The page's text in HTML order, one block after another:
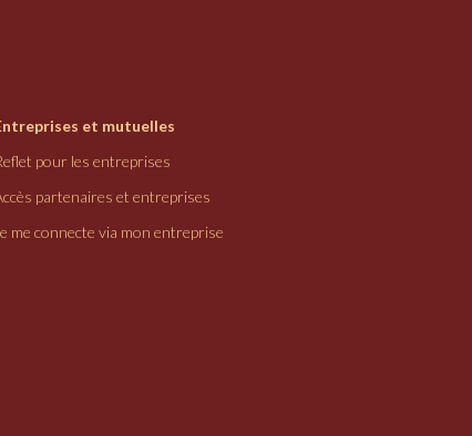
et mutuelles
pour les entreprises
partenaires et entreprises
me connecte via mon entreprise